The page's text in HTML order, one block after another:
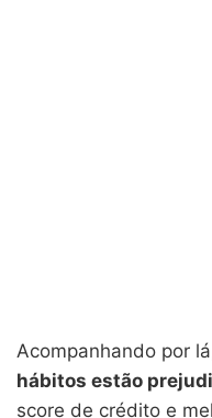
Acompanhando por
hábitos estão
score de crédito e